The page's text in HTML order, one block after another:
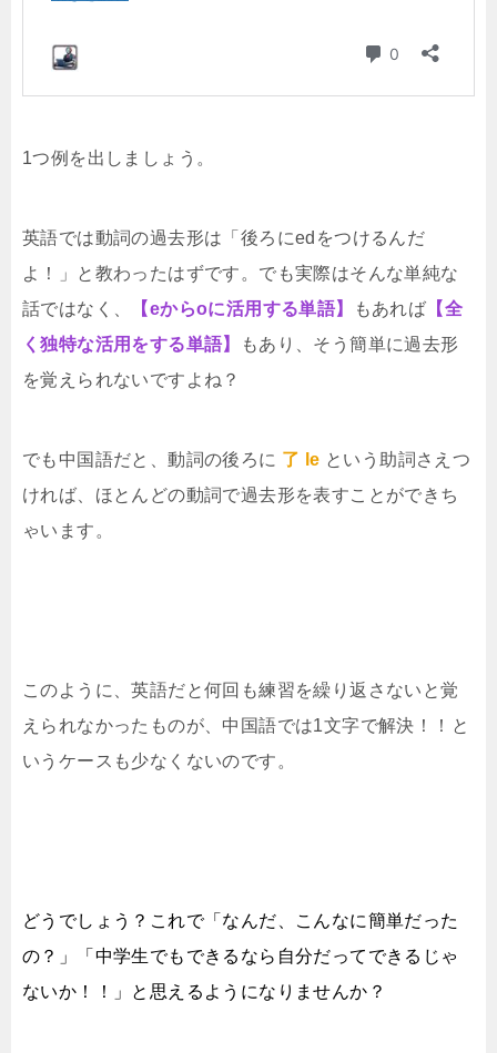
1つ例を出しましょう。
英語では動詞の過去形は「後ろにedをつけるんだ
よ！」と教わったはずです。でも実際はそんな単純な
話ではなく、
【eからoに活用する単語】 もあれば 【全
く独特な活用をする単語】
もあり、そう簡単に過去形
を覚えられないですよね？
でも中国語だと、動詞の後ろに 了 le という助詞さえつ
ければ、ほとんどの動詞で過去形を表すことができち
ゃいます。
このように、英語だと何回も練習を繰り返さないと覚
えられなかったものが、中国語では1文字で解決！！と
いうケースも少なくないのです。
どうでしょう？これで「なんだ、こんなに簡単だった
の？」「中学生でもできるなら自分だってできるじゃ
ないか！！」と思えるようになりませんか？